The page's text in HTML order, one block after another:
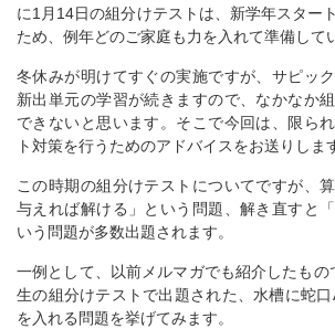
に1月14日の組分けテストは、新学年スター
ため、例年どのご家庭も力を入れて準備して
冬休みが明けてすぐの実施ですが、サピッ
新出単元の学習が続きますので、なかなか
できないと思います。そこで今回は、限ら
ト対策を行うためのアドバイスをお送りしま
この時期の組分けテストについてですが、
与えれば解ける」という問題、解き直すと
いう問題が多数出題されます。
一例として、以前メルマガでも紹介したも
生の組分けテストで出題された、水槽に蛇
を入れる問題を挙げてみます。